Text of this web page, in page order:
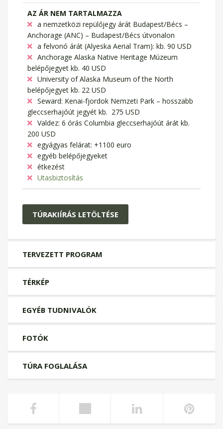
AZ ÁR NEM TARTALMAZZA
a nemzetközi repülőjegy árát Budapest/Bécs –
Anchorage (ANC) – Budapest/Bécs útvonalon
a felvonó árát (Alyeska Aerial Tram): kb. 90 USD
Anchorage Alaska Native Heritage Múzeum
belépőjegyet kb. 40 USD
University of Alaska Museum of the North
belépőjegyet kb. 22 USD
Seward: Kenai-fjordok Nemzeti Park – hosszabb
gleccserhajóút jegyét kb. 275 USD
Valdez: 6 órás Columbia gleccserhajóút árát kb.
200 USD
egyágyas felárat: +1100 euro
egyéb belépőjegyeket
étkezést
Utasbiztosítás
TÚRAKIÍRÁS LETÖLTÉSE
TERVEZETT PROGRAM
TÉRKÉP
EGYÉB TUDNIVALÓK
FOTÓK
TÚRA FOGLALÁSA